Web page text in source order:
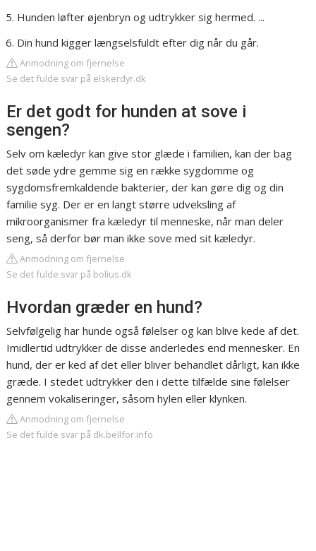
Hunden løfter øjenbryn og udtrykker sig hermed. ...
Din hund kigger længselsfuldt efter dig når du går.
Anmodning om fjernelse
Se det fulde svar på elskerdyr.dk
Er det godt for hunden at sove i
sengen?
Selv om kæledyr kan give stor glæde i familien, kan der bag
det søde ydre gemme sig en række sygdomme og
sygdomsfremkaldende bakterier, der kan gøre dig og din
familie syg. Der er en langt større udveksling af
mikroorganismer fra kæledyr til menneske, når man deler
seng, så derfor bør man ikke sove med sit kæledyr.
Anmodning om fjernelse
Se det fulde svar på bolius.dk
Hvordan græder en hund?
Selvfølgelig har hunde også følelser og kan blive kede af det.
Imidlertid udtrykker de disse anderledes end mennesker. En
hund, der er ked af det eller bliver behandlet dårligt, kan ikke
græde. I stedet udtrykker den i dette tilfælde sine følelser
gennem vokaliseringer, såsom hylen eller klynken.
Anmodning om fjernelse
Se det fulde svar på dk.bellfor.info